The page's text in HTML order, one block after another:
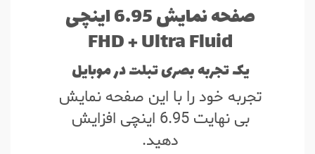
صفحه نمایش 6.95 اینچی
FHD + Ultra Fluid
یک تجربه بصری تبلت در موبایل
تجربه خود را با این صفحه نمایش
بی نهایت 6.95 اینچی افزایش
دهید.